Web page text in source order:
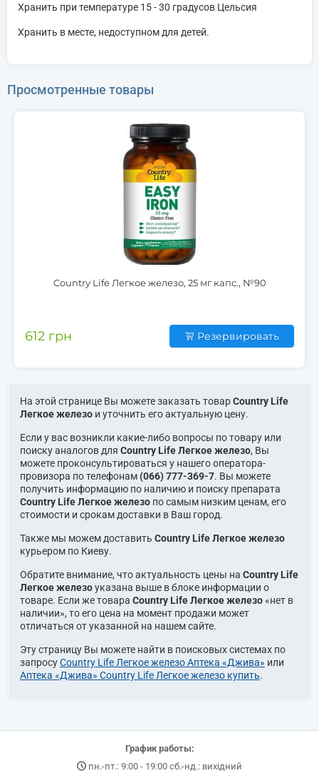
Хранить при температуре 15 - 30 градусов Цельсия
Хранить в месте, недоступном для детей.
Просмотренные товары
Country Life Легкое железо, 25 мг капс., №90
Резервировать
612 грн
На этой странице Вы можете заказать товарCountry Life
Легкое железо и уточнить его актуальную цену.
Если у вас возникли какие-либо вопросы по товару или
поиску аналогов для Country Life Легкое железо, Вы
можете проконсультироваться у нашего оператора-
провизора по телефонам (066) 777-369-7. Вы можете
получить информацию по наличию и поиску препарата
Country Life Легкое железо по самым низким ценам, его
стоимости и срокам доставки в Ваш город.
Также мы можем доставить Country Life Легкое железо
курьером по Киеву.
Обратите внимание, что актуальность цены на Country Life
Легкое железоуказана выше в блоке информации о
товаре. Если же товара Country Life Легкое железо«нет в
наличии», то его цена на момент продажи может
отличаться от указанной на нашем сайте.
Эту страницу Вы можете найти в поисковых системах по
запросуCountry Life Легкое железо Аптека «Джива» или
Аптека «Джива» Country Life Легкое железо купить.
График работы:
пн.-пт.: 9:00 - 19:00 сб.-нд.: вихідний